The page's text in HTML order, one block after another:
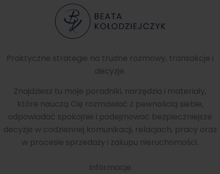
Praktyczne strategie na trudne rozmowy, transakcje i
decyzje.
Znajdziesz tu moje poradniki, narzędzia i materiały,
które nauczą Cię rozmawiać z pewnością siebie,
odpowiadać spokojnie i podejmować bezpieczniejsze
decyzje w codziennej komunikacji, relacjach, pracy oraz
w procesie sprzedaży i zakupu nieruchomości.
Informacje